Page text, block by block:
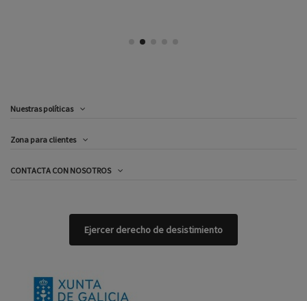
Nuestras políticas
Zona para clientes
CONTACTA CON NOSOTROS
Ejercer derecho de desistimiento